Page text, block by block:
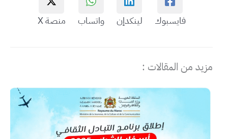
فايسبوك لينكدإن واتساب منصة X
مزيد من المقالات :